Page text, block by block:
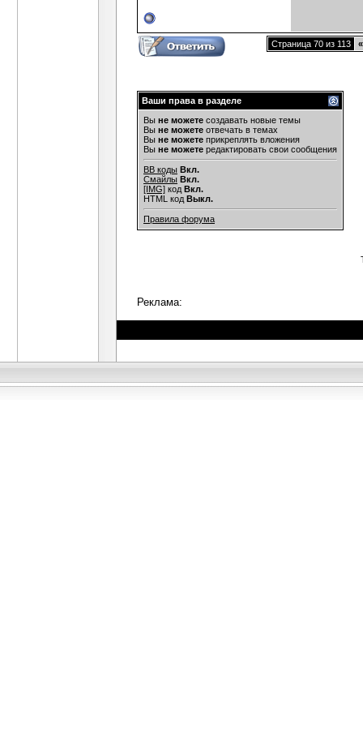
Страница 70 из 113 «
Ваши права в разделе
Вы не можете создавать новые темы
Вы не можете отвечать в темах
Вы не можете прикреплять вложения
Вы не можете редактировать свои сообщения
BB коды Вкл.
Смайлы Вкл.
[IMG] код Вкл.
HTML код Выкл.
Правила форума
Реклама: